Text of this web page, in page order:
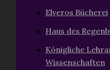
Elveros Bücherei
Haus des
Königliche
Wissenschaften